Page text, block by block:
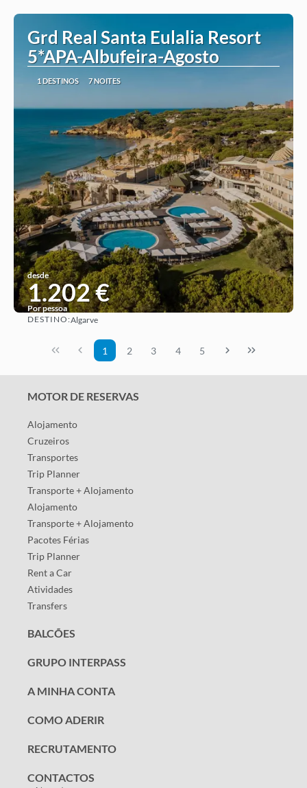
Grd Real Santa Eulalia Resort
5*APA-Albufeira-Agosto
1 DESTINOS 7 NOITES
desde
1.202 €
Por pessoa
DESTINO:Algarve
1 2 3 4 5
MOTOR DE RESERVAS
Alojamento
Cruzeiros
Transportes
Trip Planner
Transporte + Alojamento
Alojamento
Transporte + Alojamento
Pacotes Férias
Trip Planner
Rent a Car
Atividades
Transfers
BALCÕES
GRUPO INTERPASS
A MINHA CONTA
COMO ADERIR
RECRUTAMENTO
CONTACTOS